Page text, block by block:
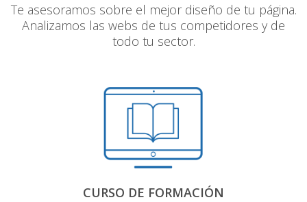
Te asesoramos sobre el mejor diseño de tu página.
Analizamos las webs de tus competidores y de
todo tu sector.
CURSO DE FORMACIÓN